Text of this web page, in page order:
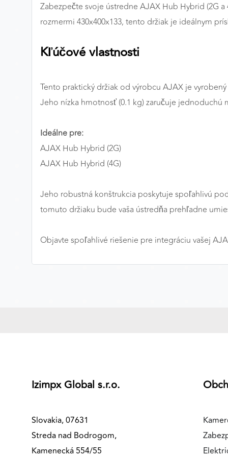
Zabezpečte svoje ústredne AJAX Hub Hybrid (2G
rozmermi 430x400x133, tento držiak je ideálnym
Kľúčové vlastnosti
Tento praktický držiak od výrobcu AJAX je
Jeho nízka hmotnosť (0.1 kg) zaručuje jednoduchú
Ideálne pre:
AJAX Hub Hybrid (2G)
AJAX Hub Hybrid (4G)
Jeho robustná konštrukcia poskytuje spoľahlivú
tomuto držiaku bude vaša ústredňa prehľadne
Objavte spoľahlivé riešenie pre integráciu vašej
Izimpx Global s.r.o.
Slovakia, 07631
Streda nad Bodrogom,
Kamenecká 554/55
ANALYTICKÉ COOKIES
nášho webu. Ich pomocou určujeme počet návštev a
zdroje návštev našich webových stránok. Dáta získané
pomocou týchto cookies spracovávame anonymne a
konkrétnych používateľov nášho webu. Vďaka týmto
cookies môžeme optimalizovať výkon a funkčnosť
našich stránok.
MARKETINGOVÉ COOKIES